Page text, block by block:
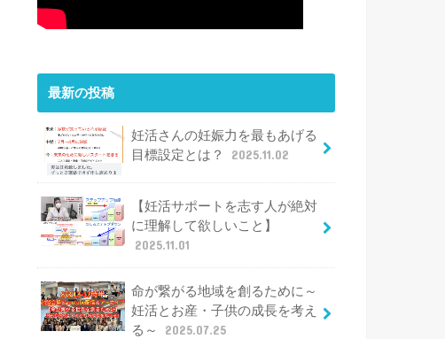
最新の投稿
妊活さんの妊娠力を最もあげる
目標設定とは？
2025.11.02
【妊活サポートを志す人が絶対
に理解して欲しいこと】
2025.11.01
命が繋がる地域を創るために～
妊活とお産・子供の成長を考え
る～
2025.07.25